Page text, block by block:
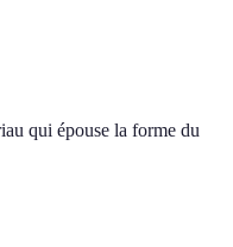
qui épouse la forme du